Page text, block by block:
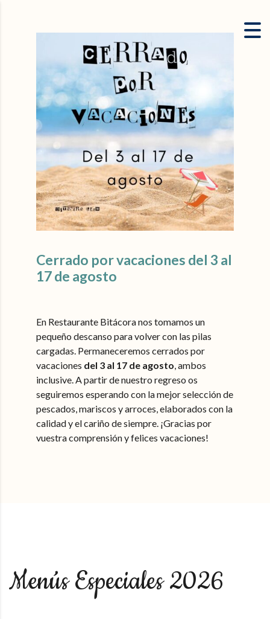
Cerrado por vacaciones del 3 al
17 de agosto
En Restaurante Bitácora nos tomamos un
pequeño descanso para volver con las pilas
cargadas. Permaneceremos cerrados por
vacaciones del 3 al 17 de agosto, ambos
inclusive. A partir de nuestro regreso os
seguiremos esperando con la mejor selección de
pescados, mariscos y arroces, elaborados con la
calidad y el cariño de siempre. ¡Gracias por
vuestra comprensión y felices vacaciones!
Menús Especiales 2026